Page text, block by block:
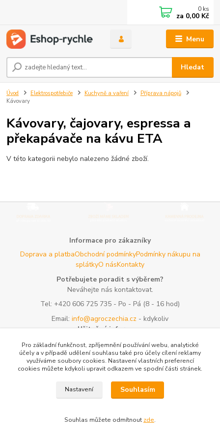
Menu
Hledat
0 ks
za 0,00 Kč
Úvod Elektrospotřebiče Kuchyně a vaření
Příprava nápojů
Kávovary
Kávovary, čajovary, espressa a
překapávače na kávu ETA
V této kategorii nebylo nalezeno žádné zboží.
Informace pro zákazníky
Doprava a platbaObchodní podmínkyPodmínky nákupu na
splátkyO násKontakty
Potřebujete poradit s výběrem?
Neváhejte nás kontaktovat.
Tel: +420 606 725 735 - Po - Pá (8 - 16 hod)
Email: info@agroczechia.cz - kdykoliv
Užitečné informace
E-les.cz - Zahradní technika Stihl KoniceWoodman.sk - Predaj
lesníckeho náradia a potriebFormulář odstoupení o
smlouvyReklamace a vrácení zbožíRady a tipyTabulky rozměrů
oblečení a obuviMapa stránek
Vytvořeno na Eshop-rychle.cz
Pro základní funkčnost, zpříjemnění používání webu, analytické
účely a v případě udělení souhlasu také pro účely cílení reklamy
využíváme soubory cookies. Nastavení vlastních preferencí
cookies můžete kdykoli upravit odkazem ve spodní části stránek.
Nastavení Souhlasím
Souhlas můžete odmítnout zde.